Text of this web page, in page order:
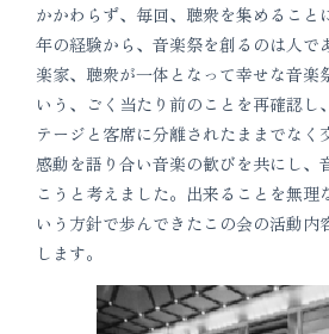
かかわらず、毎回、聴衆を集めること
年の経験から、音楽祭を創るのは人で
楽家、聴衆が一体となって幸せな音楽
いう、ごく当たり前のことを再確認し
テージと客席に分離されたままでなく
感動を語り合い音楽の歓びを共にし、
こうと考えました。出来ることを無理
いう方針で歩んできたこの会の活動内
します。